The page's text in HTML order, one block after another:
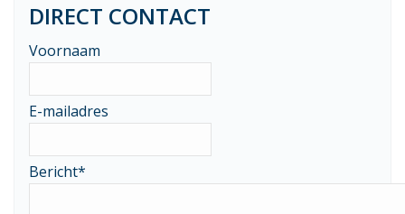
DIRECT CONTACT
Voornaam
E-mailadres
Bericht*